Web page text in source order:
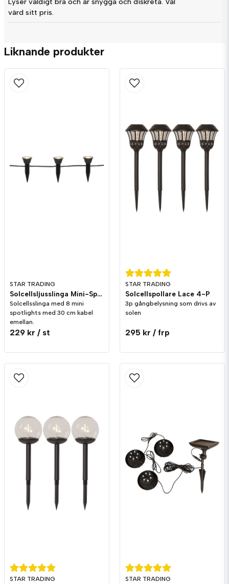
email
Ja, ni får publicera min fråga
Skicka fråga
för 3 veckor sedan
Linda Angelsmark frågade för 2 månader sedan
Vilken diameter har cylindern som går neråt?
Butiken svarade
Hej!
Diameter o djup
Diameter = 12,0 cm
Djup = 4,7 cm
värd sitt pris.
Liknande produkter
STAR TRADING
Solcellsljusslinga Mini-Spotlight
Solcellsslinga med 8 mini
spotlights med 30 cm kabel
emellan.
229 kr / st
STAR TRADING
Solcellspollare Lace 4-P
3p gångbelysning som drivs av
solen
295 kr / frp
STAR TRADING STAR TRADING